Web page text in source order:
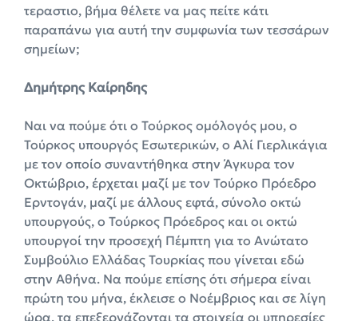
τεραστιο, βήμα θέλετε να μας πείτε κάτι
παραπάνω για αυτή την συμφωνία των τεσσάρων
σημείων;
Δημήτρης Καίρηδης
Ναι να πούμε ότι ο Τούρκος ομόλογός μου, ο
Τούρκος υπουργός Εσωτερικών, ο Αλί Γιερλικάγια
με τον οποίο συναντήθηκα στην Άγκυρα τον
Οκτώβριο, έρχεται μαζί με τον Τούρκο Πρόεδρο
Ερντογάν, μαζί με άλλους εφτά, σύνολο οκτώ
υπουργούς, ο Τούρκος Πρόεδρος και οι οκτώ
υπουργοί την προσεχή Πέμπτη για το Ανώτατο
Συμβούλιο Ελλάδας Τουρκίας που γίνεται εδώ
στην Αθήνα. Να πούμε επίσης ότι σήμερα είναι
πρώτη του μήνα, έκλεισε ο Νοέμβριος και σε λίγη
ώρα, τα επεξεργάζονται τα στοιχεία οι υπηρεσίες